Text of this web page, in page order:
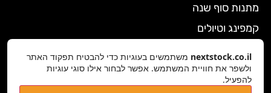
מתנות סוף שנה
קמפינג וטיולים
גאדג'טים
nextstock.co.il משתמשים בעוגיות כדי להבטיח תפקוד האתר
ולשפר את חוויית המשתמש. אפשר לבחור אילו סוגי עוגיות
להפעיל.